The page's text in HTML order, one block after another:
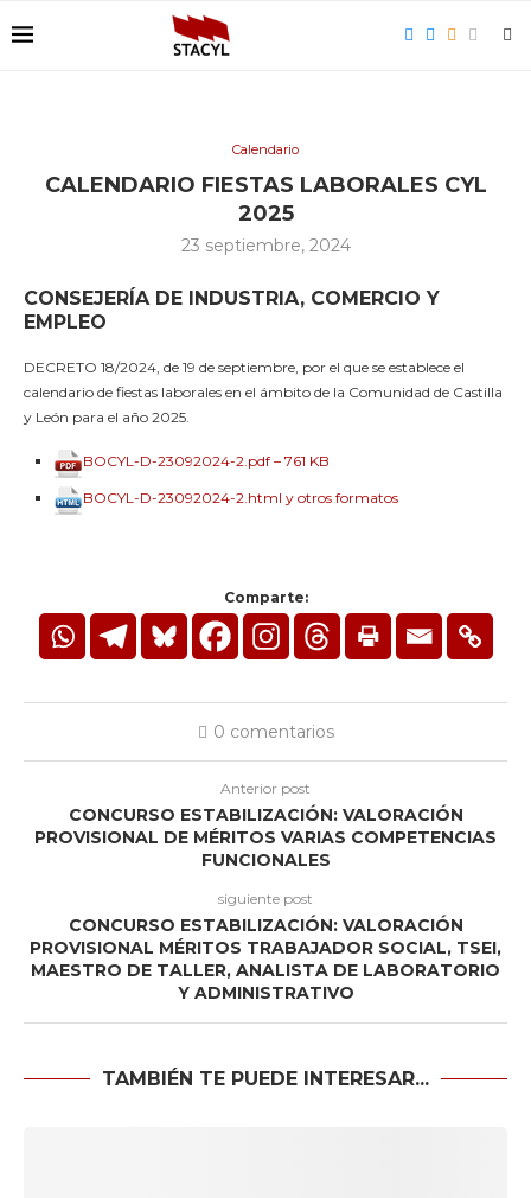
Calendario
CALENDARIO FIESTAS LABORALES CYL
2025
23 septiembre, 2024
CONSEJERÍA DE INDUSTRIA, COMERCIO Y
EMPLEO
DECRETO 18/2024, de 19 de septiembre, por el que se establece el
calendario de fiestas laborales en el ámbito de la Comunidad de Castilla
y León para el año 2025.
BOCYL-D-23092024-2.pdf – 761 KB
BOCYL-D-23092024-2.html y otros formatos
Comparte:
0 comentarios
Anterior post
CONCURSO ESTABILIZACIÓN: VALORACIÓN
PROVISIONAL DE MÉRITOS VARIAS COMPETENCIAS
FUNCIONALES
siguiente post
CONCURSO ESTABILIZACIÓN: VALORACIÓN
PROVISIONAL MÉRITOS TRABAJADOR SOCIAL, TSEI,
MAESTRO DE TALLER, ANALISTA DE LABORATORIO
Y ADMINISTRATIVO
TAMBIÉN TE PUEDE INTERESAR...